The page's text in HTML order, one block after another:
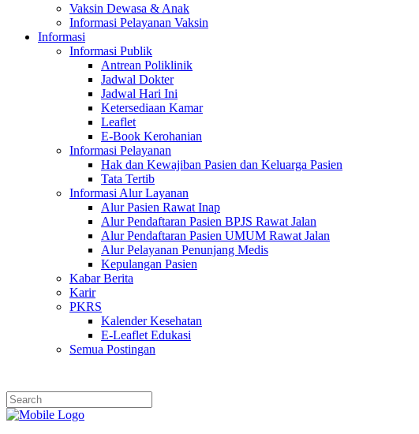
Vaksin Dewasa & Anak
Informasi Pelayanan Vaksin
Informasi
Informasi Publik
Antrean Poliklinik
Jadwal Dokter
Jadwal Hari Ini
Ketersediaan Kamar
Leaflet
E-Book Kerohanian
Informasi Pelayanan
Hak dan Kewajiban Pasien dan Keluarga Pasien
Tata Tertib
Informasi Alur Layanan
Alur Pasien Rawat Inap
Alur Pendaftaran Pasien BPJS Rawat Jalan
Alur Pendaftaran Pasien UMUM Rawat Jalan
Alur Pelayanan Penunjang Medis
Kepulangan Pasien
Kabar Berita
Karir
PKRS
Kalender Kesehatan
E-Leaflet Edukasi
Semua Postingan